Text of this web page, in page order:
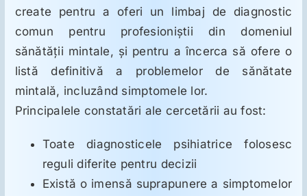
Psihoterapie
Antropologie
Proză utilă
create pentru a oferi un limbaj de diagnostic
comun pentru profesioniștii din domeniul
sănătății mintale, și pentru a încerca să ofere o
listă definitivă a problemelor de sănătate
mintală, incluzând simptomele lor.
Principalele constatări ale cercetării au fost:
Toate diagnosticele psihiatrice folosesc
reguli diferite pentru decizii
Există o imensă suprapunere a simptomelor